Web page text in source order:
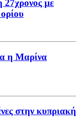
27χρονος με
η Μαρίνα
στην κυπριακή